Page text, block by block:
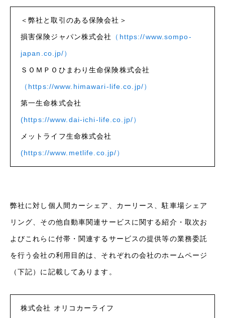
＜弊社と取引のある保険会社＞
損害保険ジャパン株式会社 （https://www.sompo-
japan.co.jp/）
ＳＯＭＰＯひまわり生命保険株式会社
（https://www.himawari-life.co.jp/）
第一生命株式会社
(https://www.dai-ichi-life.co.jp/）
メットライフ生命株式会社
(https://www.metlife.co.jp/）
弊社に対し個人間カーシェア、カーリース、駐車場シェア
リング、その他自動車関連サービスに関する紹介・取次お
よびこれらに付帯・関連するサービスの提供等の業務委託
を行う会社の利用目的は、それぞれの会社のホームページ
（下記）に記載してあります。
株式会社 オリコカーライフ